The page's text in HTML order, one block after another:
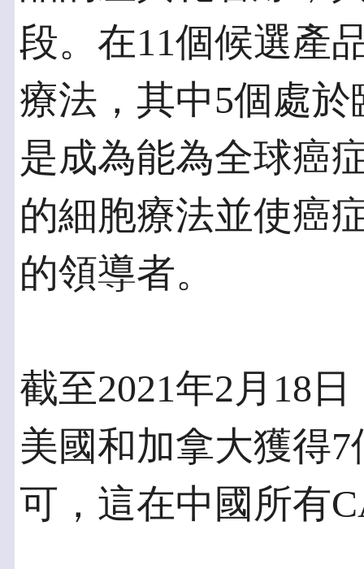
段。在11個候選產
療法，其中5個處
是成為能為全球癌
的細胞療法並使癌
的領導者。
截至2021年2月18
美國和加拿大獲得
可，這在中國所有